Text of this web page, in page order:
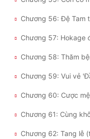
Đẹp Hiệp
Tính Cách Nhân Vật :
Chương 56: Đệ Tam
Chương 57: Hokage
Chương 58: Thăm
Chương 59: Vui vẻ
Chương 60: Cược
Chương 61: Cùng
Chương 62: Tang lễ